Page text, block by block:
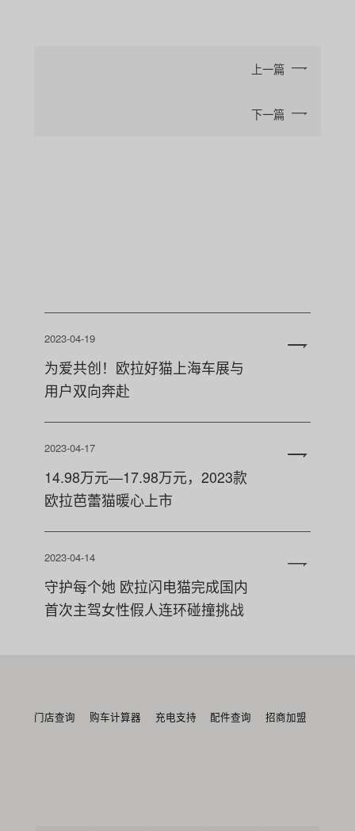
上一篇
下一篇
2023-04-19
为爱共创！欧拉好猫上海车展与
用户双向奔赴
2023-04-17
14.98万元—17.98万元，2023款
欧拉芭蕾猫暖心上市
2023-04-14
守护每个她 欧拉闪电猫完成国内
首次主驾女性假人连环碰撞挑战
门店查询 购车计算器 充电支持 配件查询 招商加盟